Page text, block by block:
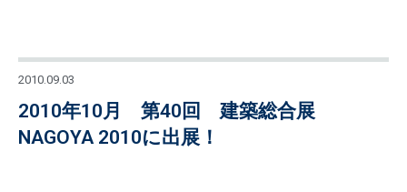
2010.09.03
2010年10月 第40回 建築総合展
NAGOYA 2010に出展！